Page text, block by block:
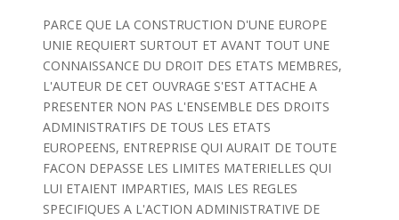
PARCE QUE LA CONSTRUCTION D'UNE EUROPE
UNIE REQUIERT SURTOUT ET AVANT TOUT UNE
CONNAISSANCE DU DROIT DES ETATS MEMBRES,
L'AUTEUR DE CET OUVRAGE S'EST ATTACHE A
PRESENTER NON PAS L'ENSEMBLE DES DROITS
ADMINISTRATIFS DE TOUS LES ETATS
EUROPEENS, ENTREPRISE QUI AURAIT DE TOUTE
FACON DEPASSE LES LIMITES MATERIELLES QUI
LUI ETAIENT IMPARTIES, MAIS LES REGLES
SPECIFIQUES A L'ACTION ADMINISTRATIVE DE